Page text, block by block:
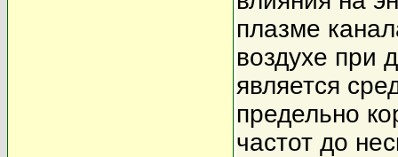
плазме
воздухе при
является
предельно
частот до